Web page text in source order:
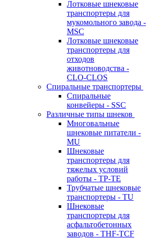
Лотковые шнековые
транспортеры для
мукомольного завода -
MSC
Лотковые шнековые
транспортеры для
отходов
животноводства -
CLO-CLOS
Спиральные транспортеры
Спиральные
конвейеры - SSC
Различные типы шнеков
Многовальные
шнековые питатели -
MU
Шнековые
транспортеры для
тяжелых условий
работы - TP-TE
Трубчатые шнековые
транспортеры - TU
Шнековые
транспортеры для
асфальтобетонных
заводов - THF-TCF